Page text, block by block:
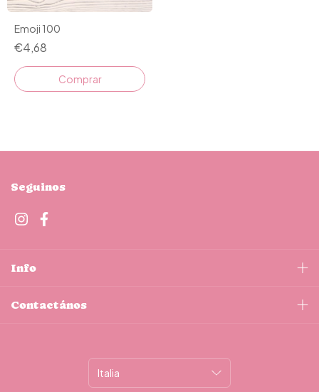
Emoji 100
€4,68
Comprar
Seguinos
Info
Contactános